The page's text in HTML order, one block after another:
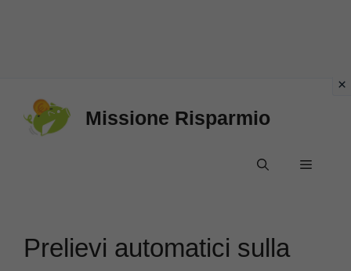
Missione Risparmio
Menu
Prelievi automatici sulla